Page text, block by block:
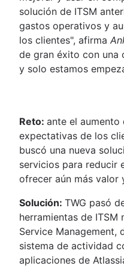
solución de ITSM
gastos operativos y
los clientes", afirma
de gran éxito con una
y solo estamos
Reto: ante el
expectativas de los
buscó una nueva
servicios para reducir
ofrecer aún más valor
Solución: TWG pasó
herramientas de ITSM
Service Management,
sistema de actividad
aplicaciones de